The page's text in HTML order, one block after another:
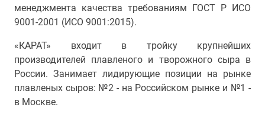
менеджмента качества требованиям ГОСТ Р ИСО
9001-2001 (ИСО 9001:2015).
«КАРАТ» входит в тройку крупнейших
производителей плавленого и творожного сыра в
России. Занимает лидирующие позиции на рынке
плавленых сыров: №2 - на Российском рынке и №1 -
в Москве.